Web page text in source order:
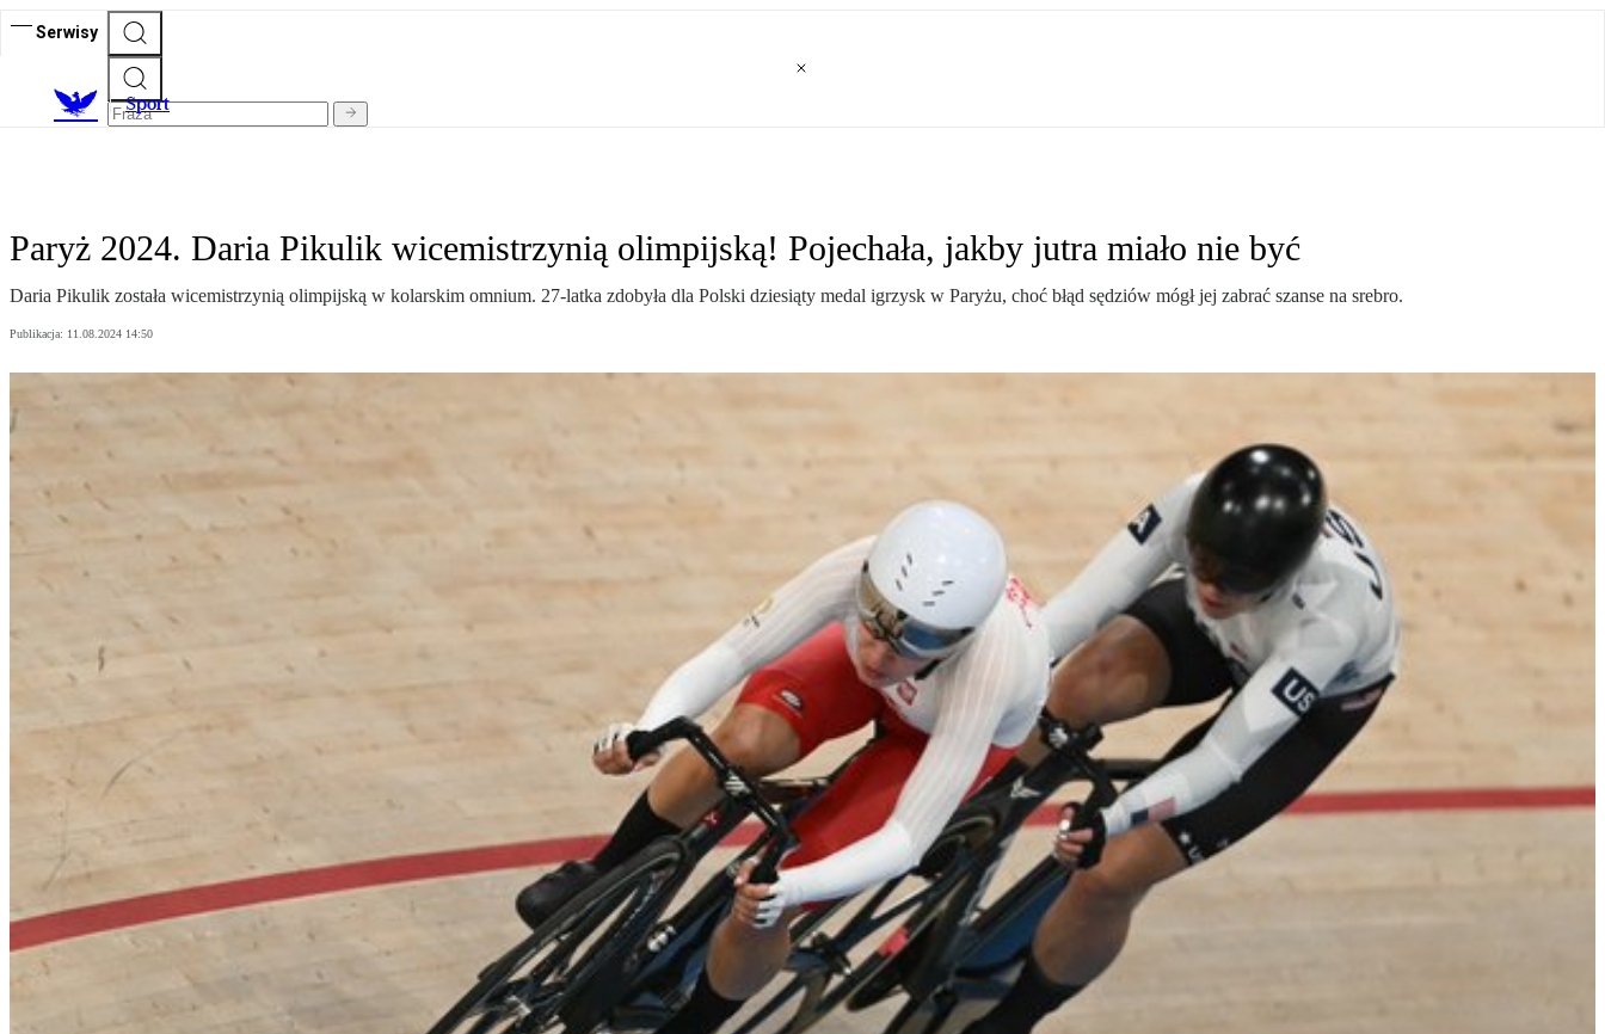
Serwisy
Sport
Paryż 2024. Daria Pikulik wicemistrzynią olimpijską! Pojechała, jakby jutra miało nie być
Daria Pikulik została wicemistrzynią olimpijską w kolarskim omnium. 27-latka zdobyła dla Polski dziesiąty medal igrzysk w Paryżu, choć błąd sędziów mógł jej zabrać szanse na srebro.
Publikacja: 11.08.2024 14:50